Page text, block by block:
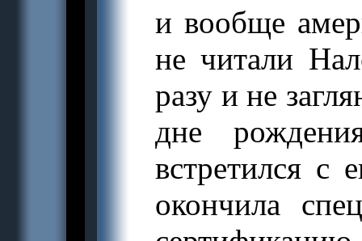
и вообще
не читали
разу и не
дне
встретился с
окончила